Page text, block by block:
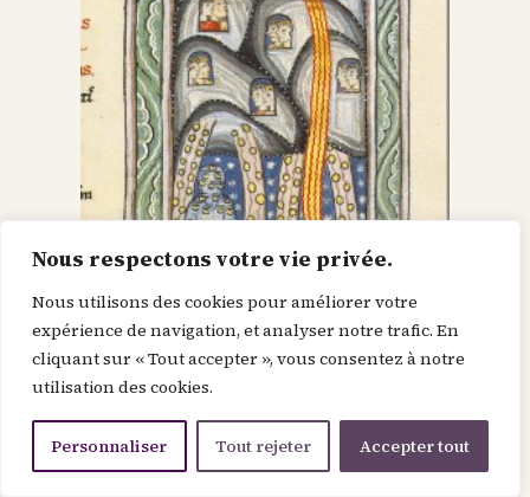
Nous respectons votre vie privée.
Nous utilisons des cookies pour améliorer votre
expérience de navigation, et analyser notre trafic. En
cliquant sur « Tout accepter », vous consentez à notre
utilisation des cookies.
Personnaliser Tout rejeter Accepter tout
Dieu dans le Christ,
recherche l’homme et
le renouvelle